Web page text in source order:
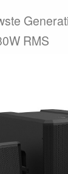
RMS